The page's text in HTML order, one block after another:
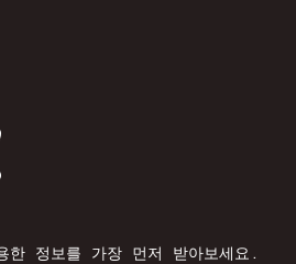
정보를 가장 먼저 받아보세요.